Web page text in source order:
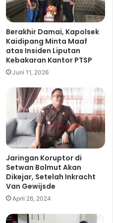
Berakhir Damai, Kapolsek
Kaidipang Minta Maaf
atas Insiden Liputan
Kebakaran Kantor PTSP
Juni 11, 2026
Jaringan Koruptor di
Setwan Bolmut Akan
Dikejar, Setelah Inkracht
Van Gewijsde
April 26, 2024